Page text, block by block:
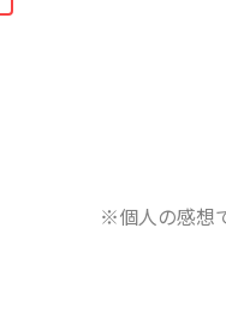
※個人の感想